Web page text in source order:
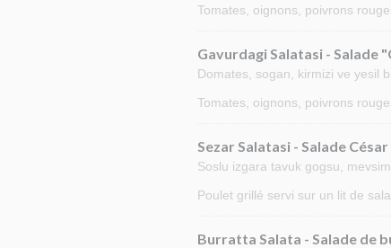
Tomates, oignons, poivrons
Gavurdagi Salatasi - Salade
Domates, sogan, kirmizi ve yesil
Tomates, oignons, poivrons
Sezar Salatasi - Salade César
Soslu izgara tavuk gogsu,
Poulet grillé servi sur un lit de
Burratta Salata - Salade de